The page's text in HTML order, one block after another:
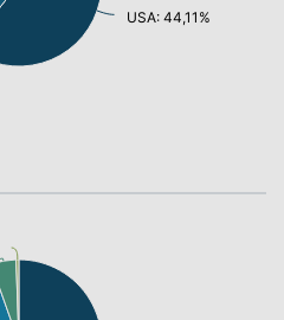
USA: 44,11%